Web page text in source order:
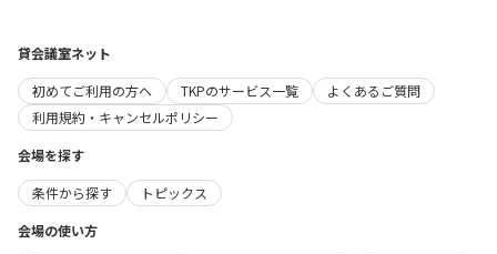
貸会議室ネット
初めてご利用の方へ
TKPのサービス一覧
よくあるご質問
利用規約・キャンセルポリシー
会場を探す
条件から探す
トピックス
会場の使い方